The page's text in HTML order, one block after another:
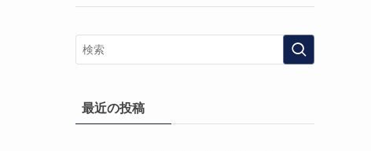
最近の投稿